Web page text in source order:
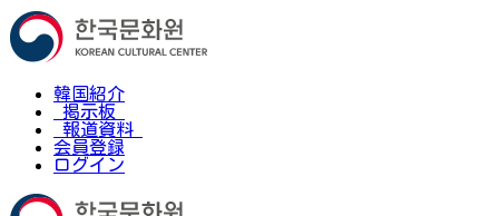
韓国紹介
掲示板
報道資料
会員登録
ログイン